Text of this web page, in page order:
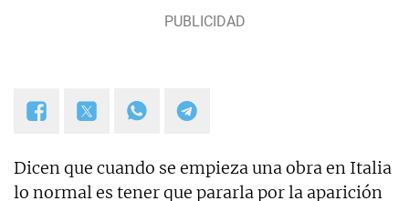
Dicen que cuando se empieza una obra en Italia
lo normal es tener que pararla por la aparición